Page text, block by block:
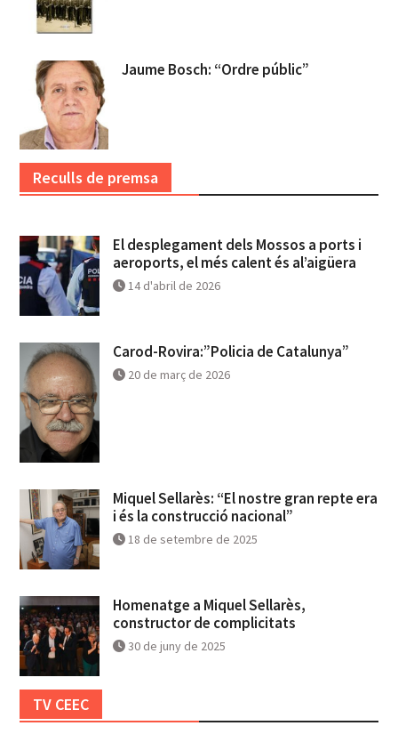
Jaume Bosch: “Ordre públic”
Reculls de premsa
El desplegament dels Mossos a ports i
aeroports, el més calent és al’aigüera
14 d'abril de 2026
Carod-Rovira:”Policia de Catalunya”
20 de març de 2026
Miquel Sellarès: “El nostre gran repte era
i és la construcció nacional”
18 de setembre de 2025
Homenatge a Miquel Sellarès,
constructor de complicitats
30 de juny de 2025
TV CEEC